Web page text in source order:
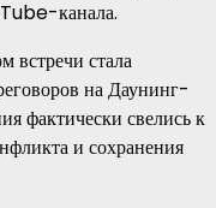
канала.
встречи стала
на Даунинг-
фактически свелись к
и сохранения